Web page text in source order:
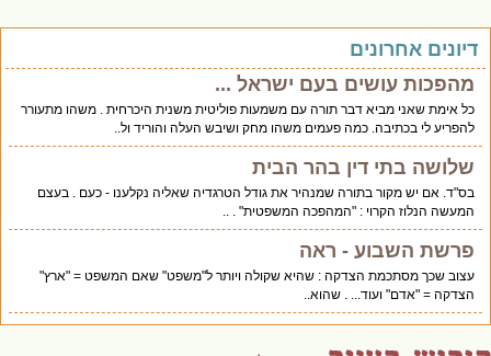
אחרונים
מהפכות עושים בעם ישראל ...
כל אימת שאני מביא דבר תורה עם משמעות פוליטית משנית היכרחית . משהו מתעורר
להפריע לי בכתיבה. כמה פעמים משהו מחק ושיבש העלה והוריד ול..
שלושה בתי דין בהר הבית
בס"ד. אם יש מקור בתורה שמנהיר את גודל הטרגדיה שאליה נקלענו - כעם . בעצם
המעשה הנלוז הקרוי : "המהפכה המשפטית" . ..
פרשת השבוע - ראה
עצוב שכך מסתכמת הצדקה : שהיא שקולה ויותר ל"משפט" שאם המשפט = "ארץ"
הצדקה = "אדם" ועוד... . שהוא..